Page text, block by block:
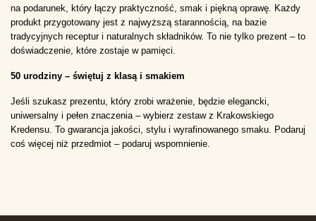
na podarunek, który łączy praktyczność, smak i piękną oprawę. Każdy
produkt przygotowany jest z najwyższą starannością, na bazie
tradycyjnych receptur i naturalnych składników. To nie tylko prezent – to
doświadczenie, które zostaje w pamięci.
50 urodziny – świętuj z klasą i smakiem
Jeśli szukasz prezentu, który zrobi wrażenie, będzie elegancki,
uniwersalny i pełen znaczenia – wybierz zestaw z Krakowskiego
Kredensu. To gwarancja jakości, stylu i wyrafinowanego smaku. Podaruj
coś więcej niż przedmiot – podaruj wspomnienie.